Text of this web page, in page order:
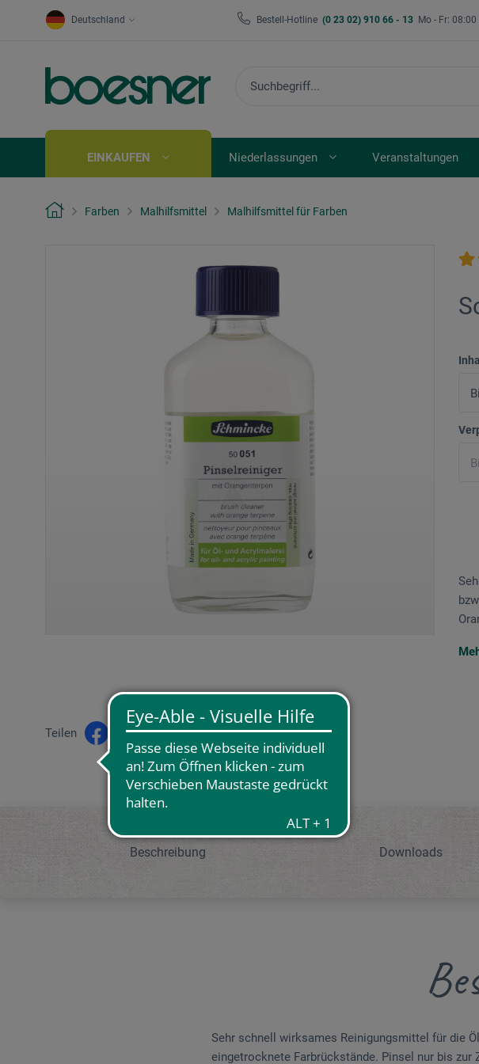
Deutschland Bestell-Hotline (0 23 02) 910 66 - 13 Mo - Fr:
EINKAUFEN Niederlassungen Veranstaltungen
Farben Malhilfsmittel Malhilfsmittel für Farben
Teilen
Beschreibung Downloads
Sehr schnell wirksames Reinigungsmittel für die
eingetrocknete Farbrückstände. Pinsel nur bis zur